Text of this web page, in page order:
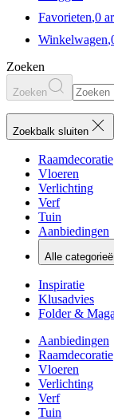
Favorieten,0
Winkelwagen,
Zoeken
Zoeken
Zoekbalk sluiten
Raamdecoratie
Vloeren
Verlichting
Verf
Tuin
Aanbiedingen
Alle
Inspiratie
Klusadvies
Folder &
Aanbiedingen
Raamdecoratie
Vloeren
Verlichting
Verf
Tuin